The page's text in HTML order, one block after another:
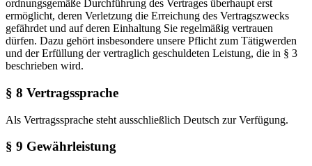
ordnungsgemäße Durchführung des Vertrages überhaupt erst
ermöglicht, deren Verletzung die Erreichung des Vertragszwecks
gefährdet und auf deren Einhaltung Sie regelmäßig vertrauen
dürfen. Dazu gehört insbesondere unsere Pflicht zum Tätigwerden
und der Erfüllung der vertraglich geschuldeten Leistung, die in § 3
beschrieben wird.
§ 8 Vertragssprache
Als Vertragssprache steht ausschließlich Deutsch zur Verfügung.
§ 9 Gewährleistung